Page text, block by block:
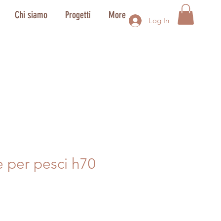
Log In
Chi siamo Progetti More
per pesci h70